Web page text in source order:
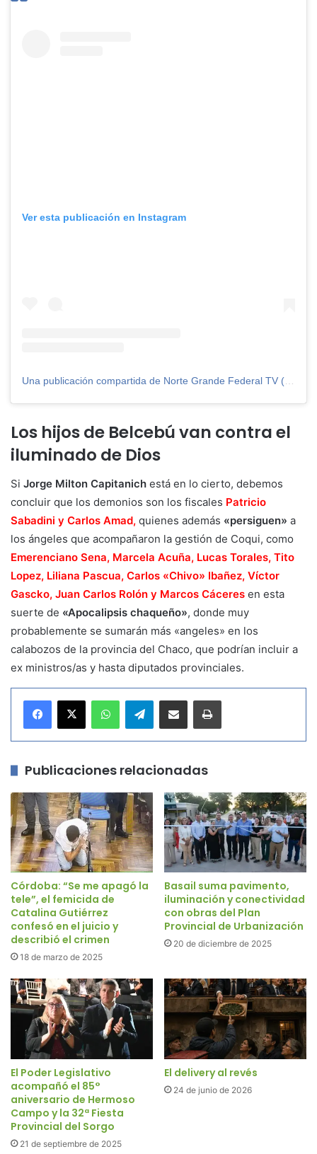
Ver esta publicación en Instagram
Una publicación compartida de Norte Grande Federal TV (@ngfederaltv)
Los hijos de Belcebú van contra el
iluminado de Dios
Si Jorge Milton Capitanich está en lo cierto, debemos
concluir que los demonios son los fiscales Patricio
Sabadini y Carlos Amad, quienes además «persiguen» a
los ángeles que acompañaron la gestión de Coqui, como
Emerenciano Sena, Marcela Acuña, Lucas Torales, Tito
Lopez, Liliana Pascua, Carlos «Chivo» Ibañez, Víctor
Gascko, Juan Carlos Rolón y Marcos Cáceres en esta
suerte de «Apocalipsis chaqueño», donde muy
probablemente se sumarán más «angeles» en los
calabozos de la provincia del Chaco, que podrían incluir a
ex ministros/as y hasta diputados provinciales.
Telegram
Publicaciones relacionadas
Córdoba: “Se me apagó la
tele”, el femicida de
Catalina Gutiérrez
confesó en el juicio y
describió el crimen
18 de marzo de 2025
Basail suma pavimento,
iluminación y conectividad
con obras del Plan
Provincial de Urbanización
20 de diciembre de 2025
El Poder Legislativo
acompañó el 85°
aniversario de Hermoso
Campo y la 32ª Fiesta
Provincial del Sorgo
21 de septiembre de 2025
El delivery al revés
24 de junio de 2026